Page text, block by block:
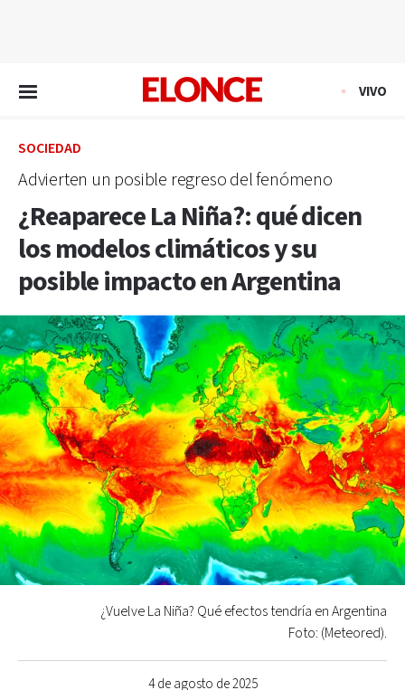
VIVO
SOCIEDAD
Advierten un posible regreso del fenómeno
¿Reaparece La Niña?: qué dicen
los modelos climáticos y su
posible impacto en Argentina
4 de agosto de 2025
¿Vuelve La Niña? Qué efectos tendría en Argentina
Foto: (Meteored).